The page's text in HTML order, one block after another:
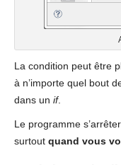
La condition peut être
à n’importe quel bout
dans un if.
Le programme
surtout quand vous